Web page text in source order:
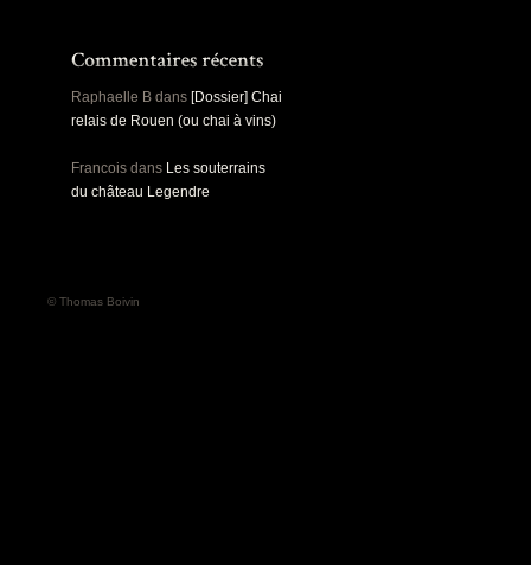
Raphaelle B dans [Dossier] Chai
relais de Rouen (ou chai à vins)
Francois dans Les souterrains
du château Legendre
© Thomas Boivin